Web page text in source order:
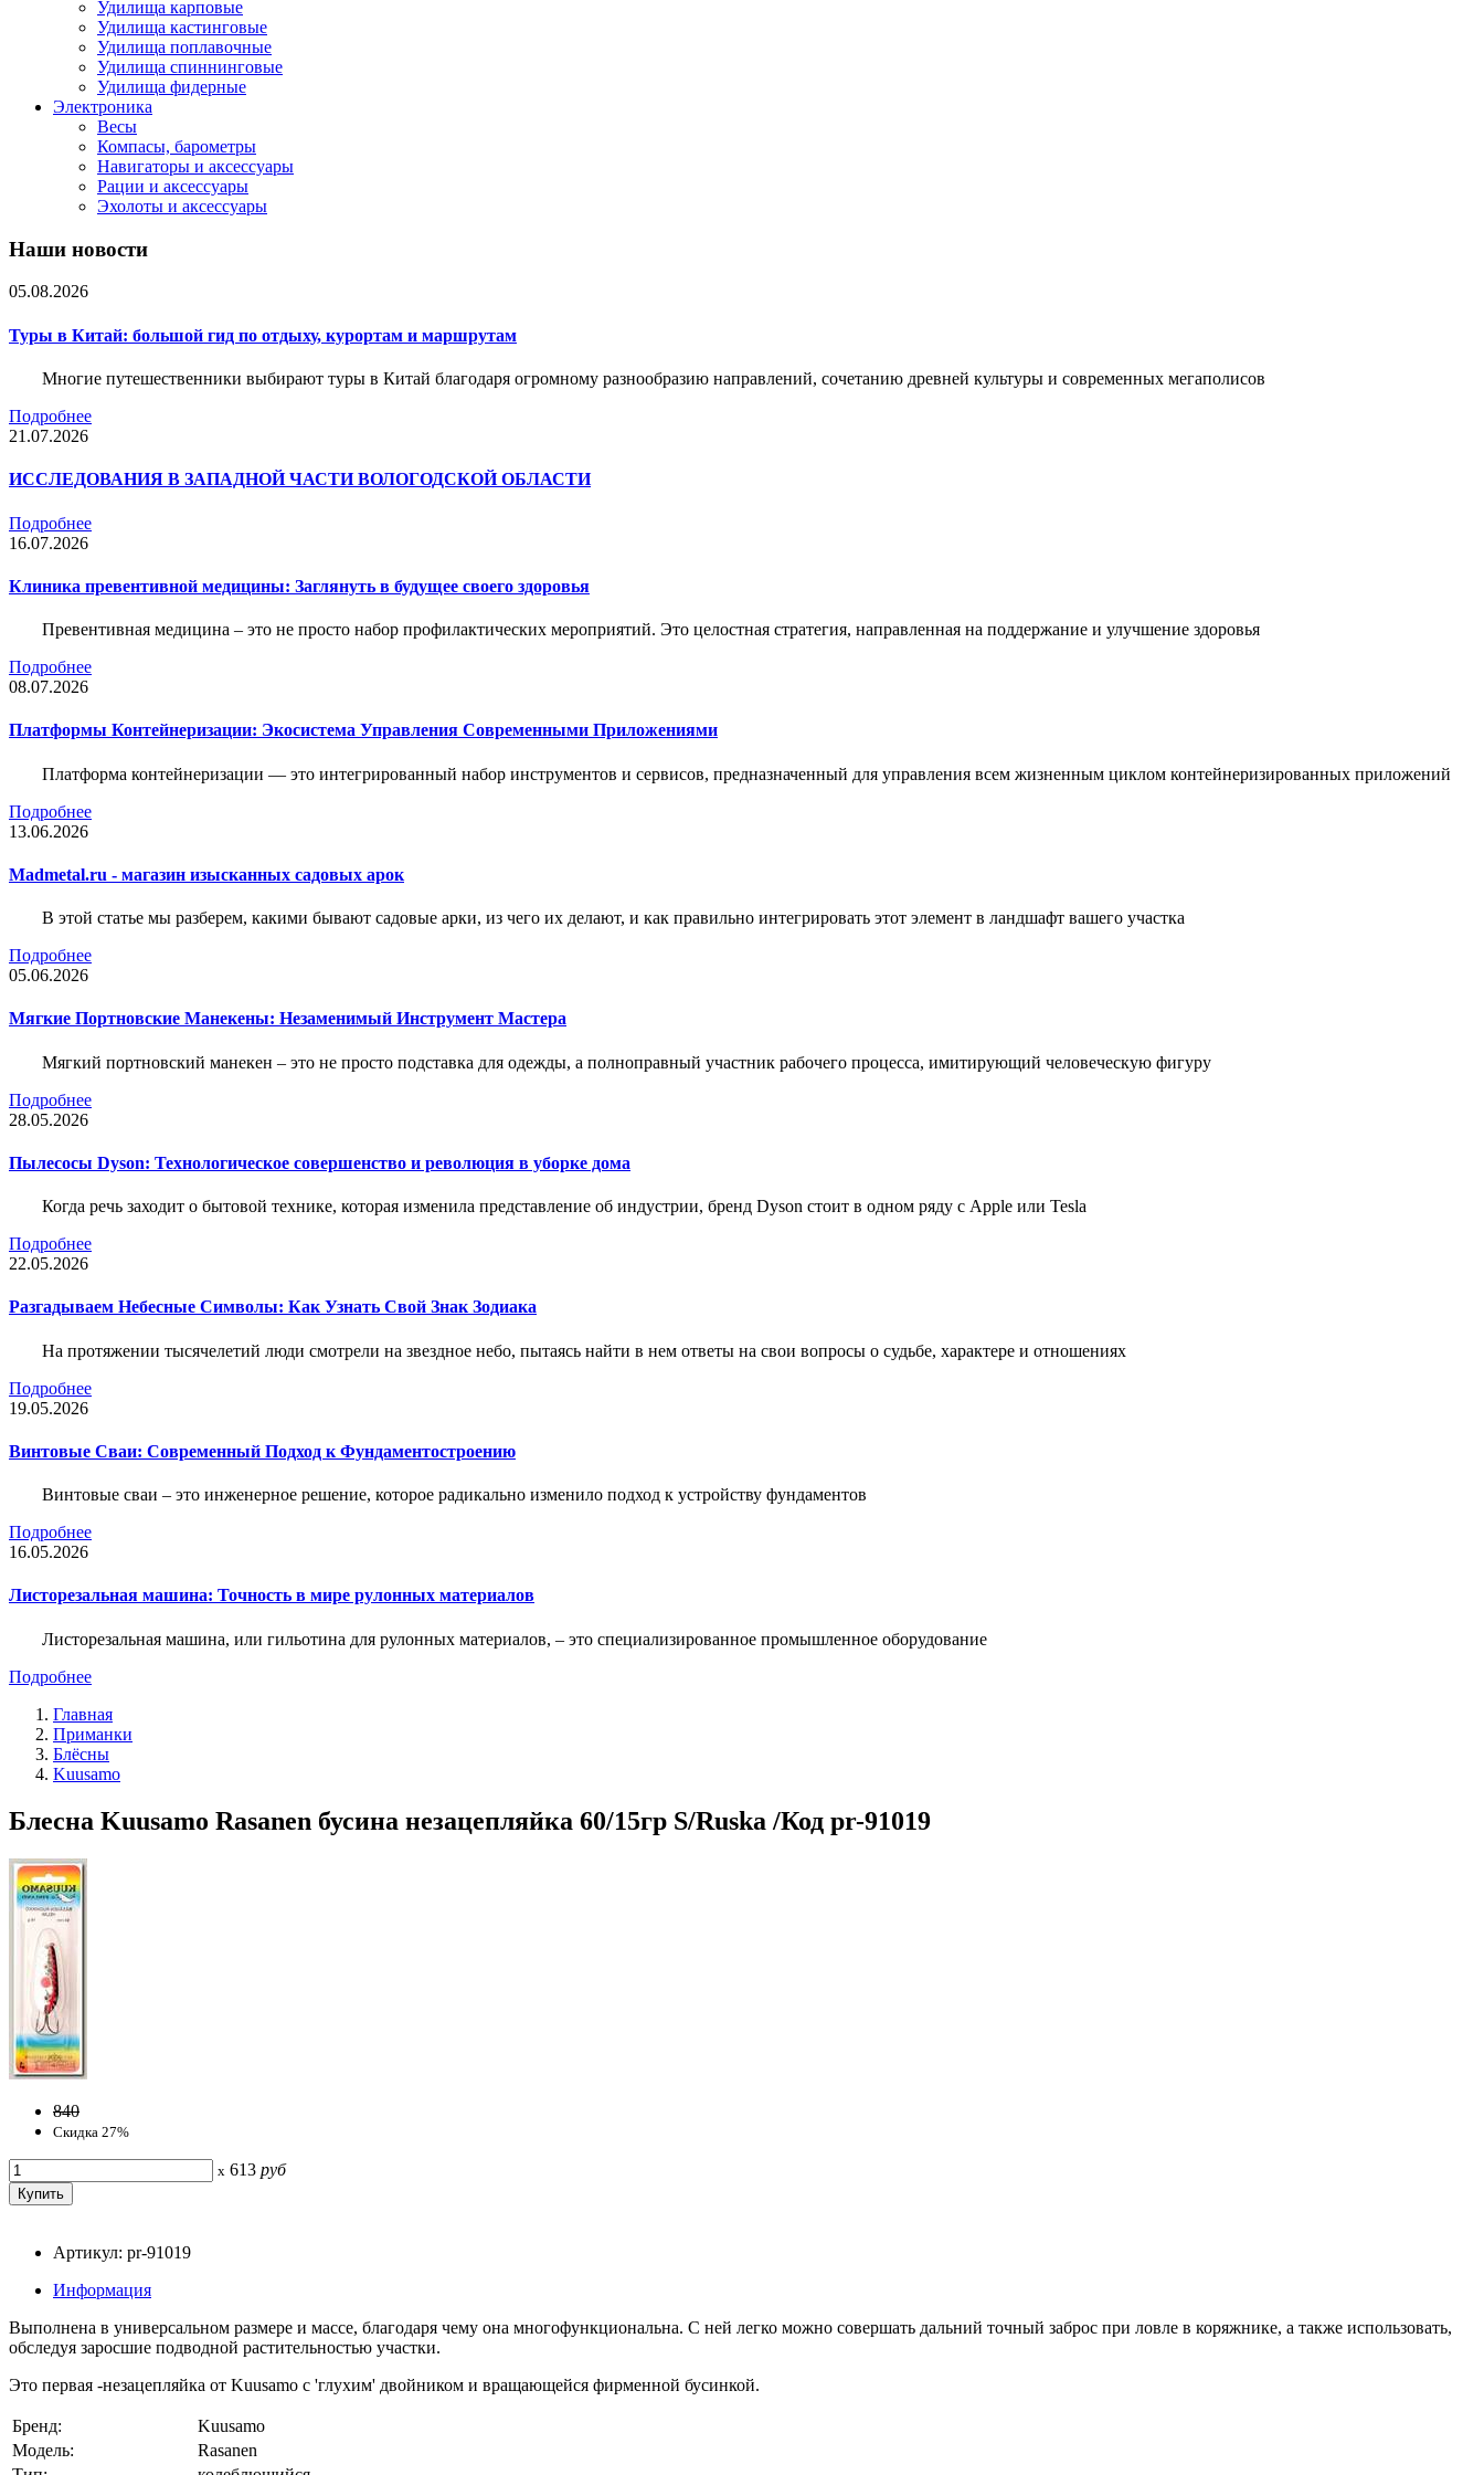
Удилища карповые
Удилища кастинговые
Удилища поплавочные
Удилища спиннинговые
Удилища фидерные
Электроника
Весы
Компасы, барометры
Навигаторы и аксессуары
Рации и аксессуары
Эхолоты и аксессуары
Наши новости
05.08.2026
Туры в Китай: большой гид по отдыху, курортам и маршрутам
Многие путешественники выбирают туры в Китай благодаря огромному разнообразию направлений, сочетанию древней культуры и современных мегаполисов
Подробнее
21.07.2026
ИССЛЕДОВАНИЯ В ЗАПАДНОЙ ЧАСТИ ВОЛОГОДСКОЙ ОБЛАСТИ
Подробнее
16.07.2026
Клиника превентивной медицины: Заглянуть в будущее своего здоровья
Превентивная медицина – это не просто набор профилактических мероприятий. Это целостная стратегия, направленная на поддержание и улучшение здоровья
Подробнее
08.07.2026
Платформы Контейнеризации: Экосистема Управления Современными Приложениями
Платформа контейнеризации — это интегрированный набор инструментов и сервисов, предназначенный для управления всем жизненным циклом контейнеризированных приложений
Подробнее
13.06.2026
Madmetal.ru - магазин изысканных садовых арок
В этой статье мы разберем, какими бывают садовые арки, из чего их делают, и как правильно интегрировать этот элемент в ландшафт вашего участка
Подробнее
05.06.2026
Мягкие Портновские Манекены: Незаменимый Инструмент Мастера
Мягкий портновский манекен – это не просто подставка для одежды, а полноправный участник рабочего процесса, имитирующий человеческую фигуру
Подробнее
28.05.2026
Пылесосы Dyson: Технологическое совершенство и революция в уборке дома
Когда речь заходит о бытовой технике, которая изменила представление об индустрии, бренд Dyson стоит в одном ряду с Apple или Tesla
Подробнее
22.05.2026
Разгадываем Небесные Символы: Как Узнать Свой Знак Зодиака
На протяжении тысячелетий люди смотрели на звездное небо, пытаясь найти в нем ответы на свои вопросы о судьбе, характере и отношениях
Подробнее
19.05.2026
Винтовые Сваи: Современный Подход к Фундаментостроению
Винтовые сваи – это инженерное решение, которое радикально изменило подход к устройству фундаментов
Подробнее
16.05.2026
Листорезальная машина: Точность в мире рулонных материалов
Листорезальная машина, или гильотина для рулонных материалов, – это специализированное промышленное оборудование
Подробнее
Главная
Приманки
Блёсны
Kuusamo
Блесна Kuusamo Rasanen бусина незацепляйка 60/15гр S/Ruska /Код pr-91019
840
Скидка 27%
x 613 руб
Артикул: pr-91019
Информация
Выполнена в универсальном размере и массе, благодаря чему она многофункциональна. С ней легко можно совершать дальний точный заброс при ловле в коряжнике, а также использовать,
обследуя заросшие подводной растительностью участки.
Это первая -незацепляйка от Kuusamo с 'глухим' двойником и вращающейся фирменной бусинкой.
Бренд:
Kuusamo
Модель:
Rasanen